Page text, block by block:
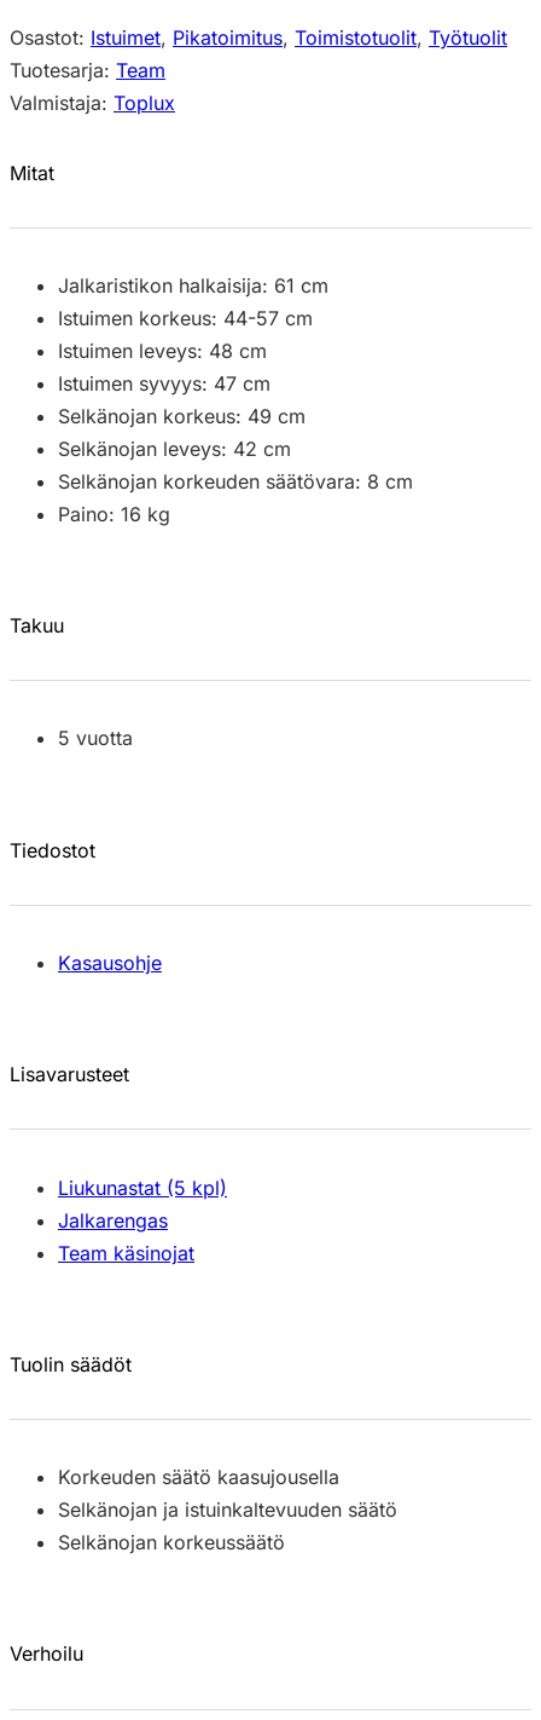
Osastot: Istuimet, Pikatoimitus, Toimistotuolit, Työtuolit
Tuotesarja: Team
Valmistaja: Toplux
Mitat
Jalkaristikon halkaisija: 61 cm
Istuimen korkeus: 44-57 cm
Istuimen leveys: 48 cm
Istuimen syvyys: 47 cm
Selkänojan korkeus: 49 cm
Selkänojan leveys: 42 cm
Selkänojan korkeuden säätövara: 8 cm
Paino: 16 kg
Takuu
5 vuotta
Tiedostot
Kasausohje
Lisavarusteet
Liukunastat (5 kpl)
Jalkarengas
Team käsinojat
Tuolin säädöt
Korkeuden säätö kaasujousella
Selkänojan ja istuinkaltevuuden säätö
Selkänojan korkeussäätö
Verhoilu